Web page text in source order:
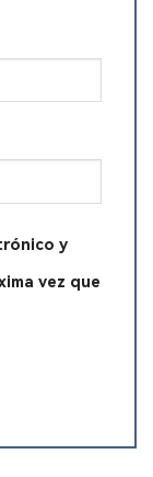
y
vez que